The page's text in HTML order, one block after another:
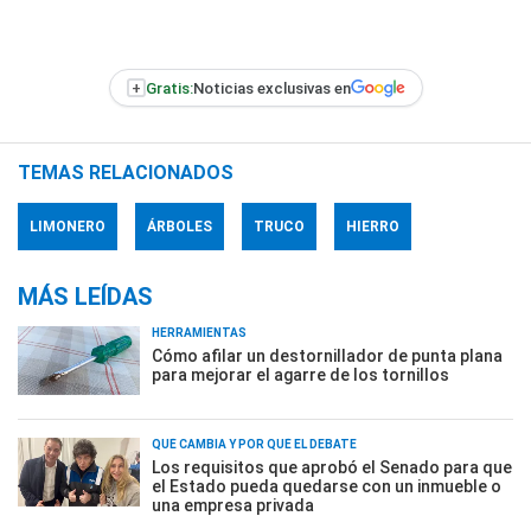
+ Gratis:Noticias exclusivas en
TEMAS RELACIONADOS
LIMONERO ÁRBOLES TRUCO HIERRO
MÁS LEÍDAS
HERRAMIENTAS
Cómo afilar un destornillador de punta plana
para mejorar el agarre de los tornillos
QUÉ CAMBIA Y POR QUÉ EL DEBATE
Los requisitos que aprobó el Senado para que
el Estado pueda quedarse con un inmueble o
una empresa privada